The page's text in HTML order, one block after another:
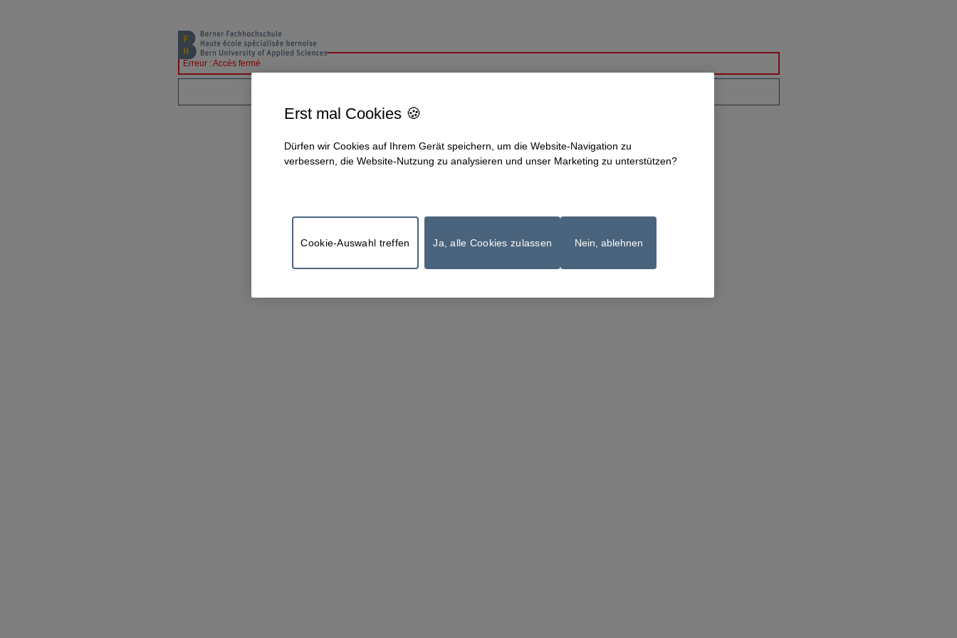
Erreur : Accès fermé
Erst mal Cookies 🍪
Dürfen wir Cookies auf Ihrem Gerät speichern, um die Website-Navigation zu
verbessern, die Website-Nutzung zu analysieren und unser Marketing zu unterstützen?
Ja, alle Cookies zulassen
Cookie-Auswahl treffen Nein, ablehnen